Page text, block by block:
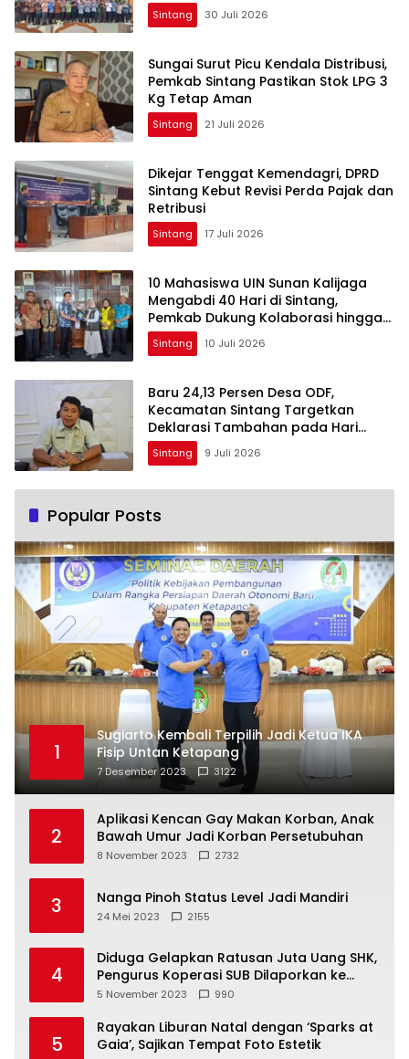
Sintang 30 Juli 2026
Sungai Surut Picu Kendala Distribusi,
Pemkab Sintang Pastikan Stok LPG 3
Kg Tetap Aman
Sintang 21 Juli 2026
Dikejar Tenggat Kemendagri, DPRD
Sintang Kebut Revisi Perda Pajak dan
Retribusi
Sintang 17 Juli 2026
10 Mahasiswa UIN Sunan Kalijaga
Mengabdi 40 Hari di Sintang,
Pemkab Dukung Kolaborasi hingga
Pendampingan Berkelanjutan
Sintang 10 Juli 2026
Baru 24,13 Persen Desa ODF,
Kecamatan Sintang Targetkan
Deklarasi Tambahan pada Hari
Kesehatan Nasional
Sintang 9 Juli 2026
Popular Posts
1
Sugiarto Kembali Terpilih Jadi Ketua IKA
Fisip Untan Ketapang
7 Desember 2023 3122
2
Aplikasi Kencan Gay Makan Korban, Anak
Bawah Umur Jadi Korban Persetubuhan
8 November 2023 2732
3 Nanga Pinoh Status Level Jadi Mandiri
24 Mei 2023 2155
4
Diduga Gelapkan Ratusan Juta Uang SHK,
Pengurus Koperasi SUB Dilaporkan ke
Polisi
5 November 2023 990
5
Rayakan Liburan Natal dengan ‘Sparks at
Gaia’, Sajikan Tempat Foto Estetik